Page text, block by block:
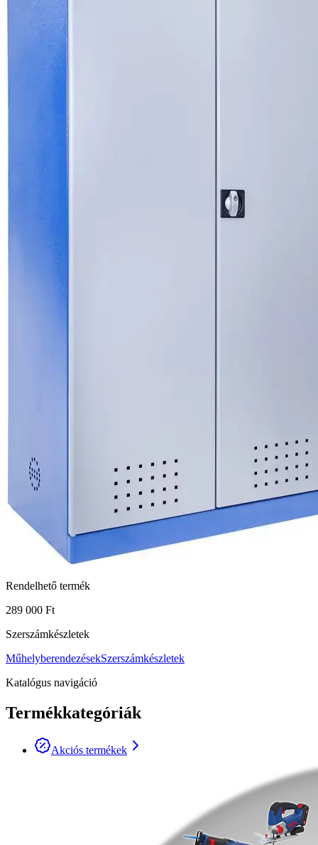
Rendelhető termék
289 000 Ft
Szerszámkészletek
MűhelyberendezésekSzerszámkészletek
Katalógus navigáció
Termékkategóriák
Akciós termékek